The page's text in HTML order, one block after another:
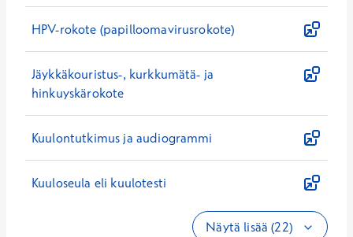
HPV-rokote (papilloomavirusrokote)
Jäykkäkouristus-, kurkkumätä- ja
hinkuyskärokote
Kuulontutkimus ja audiogrammi
Kuuloseula eli kuulotesti
Näytä lisää (22)